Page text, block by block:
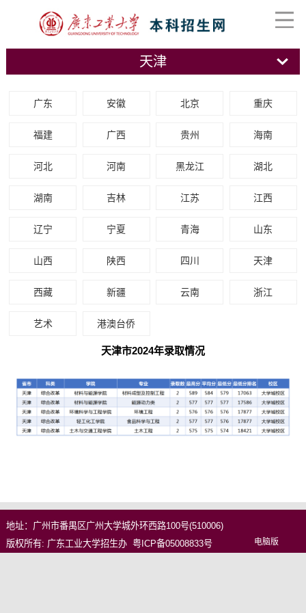
天津
广东 安徽 北京 重庆
福建 广西 贵州 海南
河北 河南 黑龙江 湖北
湖南 吉林 江苏 江西
辽宁 宁夏 青海 山东
山西 陕西 四川 天津
西藏 新疆 云南 浙江
艺术 港澳台侨
天津市2024年录取情况
地址：广州市番禺区广州大学城外环西路100号(510006)
版权所有: 广东工业大学招生办 粤ICP备05008833号 电脑版